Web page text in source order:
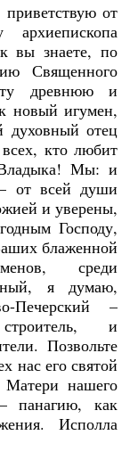
от
вы знаете, по
Священного
древнюю и
новый игумен,
духовный отец
кто любит
Мы: и
от всей души
и уверены,
Господу,
блаженной
среди
я думаю,
Печерский –
и
Позвольте
нас его святой
Матери нашего
панагию, как
Исполла